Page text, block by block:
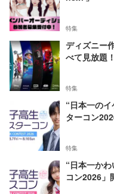
特集
ディズニー
べて見放題
特集
“日本一の
ターコン
特集
“日本一か
コン2026」